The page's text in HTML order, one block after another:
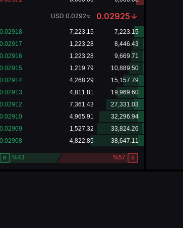
0.02925
≈
0.0292
USD